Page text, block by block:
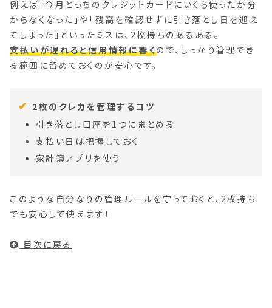
例えば「今月どっちのクレジットカードにいくら使ったか分
からなくなった」や「残高を確認せずに引き落とし日を迎え
てしまった」といったミスは、2枚持ちのあるある。
支払いが遅れると信用情報に響くので、しっかり管理でき
る範囲に留めておくのが安心です。
2枚のクレカを管理するコツ
引き落とし口座を1つにまとめる
支払い日は把握しておく
家計簿アプリを使う
このような自分なりの管理ルールを守っておくと、2枚持ち
でも安心して使えます！
目次に戻る